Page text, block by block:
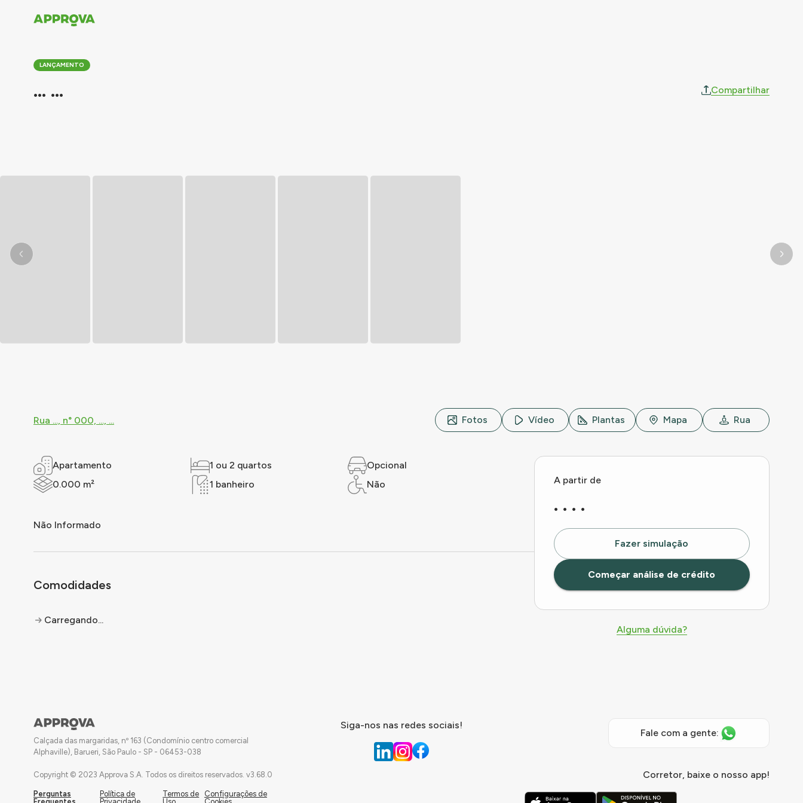
LANÇAMENTO
... ... Compartilhar
Rua ..., n° 000, ..., ... Fotos Vídeo Plantas Mapa Rua
Apartamento 1 ou 2 quartos
Opcional
0.000 m²
1 banheiro Não
Não Informado
Comodidades
Carregando...
A partir de
. . . .
Fazer simulação
Começar análise de crédito
Alguma dúvida?
Calçada das margaridas, nº 163 (Condomínio centro comercial
Alphaville), Barueri, São Paulo - SP - 06453-038
Copyright © 2023 Approva S.A. Todos os direitos reservados. v3.68.0
Perguntas
Política de
Termos de
Configurações de
Siga-nos nas redes sociais!
Fale com a gente:
Corretor, baixe o nosso app!